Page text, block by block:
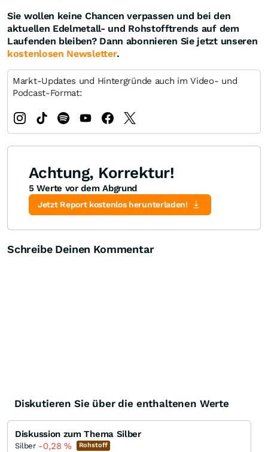
Sie wollen keine Chancen verpassen und bei den
aktuellen Edelmetall- und Rohstofftrends auf dem
Laufenden bleiben? Dann abonnieren Sie jetzt unseren
kostenlosen Newsletter.
Markt-Updates und Hintergründe auch im Video- und
Podcast-Format:
Achtung, Korrektur!
5 Werte vor dem Abgrund
Jetzt Report kostenlos herunterladen!
Schreibe Deinen Kommentar
Diskutieren Sie über die enthaltenen Werte
Diskussion zum Thema Silber
Silber -0,28% Rohstoff